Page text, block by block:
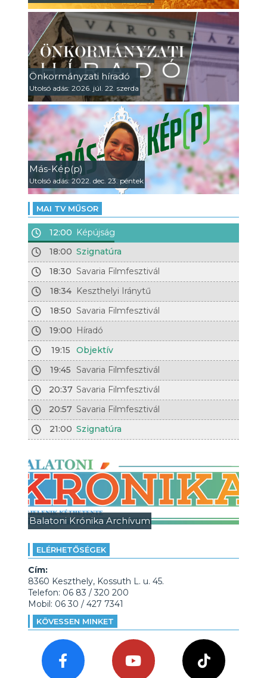
Önkormányzati híradó
Utolsó adás: 2026. júl. 22. szerda
Más-Kép(p)
Utolsó adás: 2022. dec. 23. péntek
MAI TV MŰSOR
12:00 Képújság
18:00 Szignatúra
18:30 Savaria Filmfesztivál
18:34 Keszthelyi Iránytű
18:50 Savaria Filmfesztivál
19:00 Híradó
19:15
Objektív
19:45
Savaria Filmfesztivál
20:37 Savaria Filmfesztivál
20:57 Savaria Filmfesztivál
21:00 Szignatúra
Balatoni Krónika Archívum
ELÉRHETŐSÉGEK
Cím:
8360 Keszthely, Kossuth L. u. 45.
Telefon: 06 83 / 320 200
Mobil: 06 30 / 427 7341
KÖVESSEN MINKET